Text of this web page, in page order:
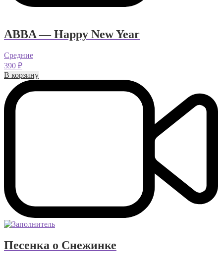
ABBA — Happy New Year
Средние
390 ₽
В корзину
Песенка о Снежинке